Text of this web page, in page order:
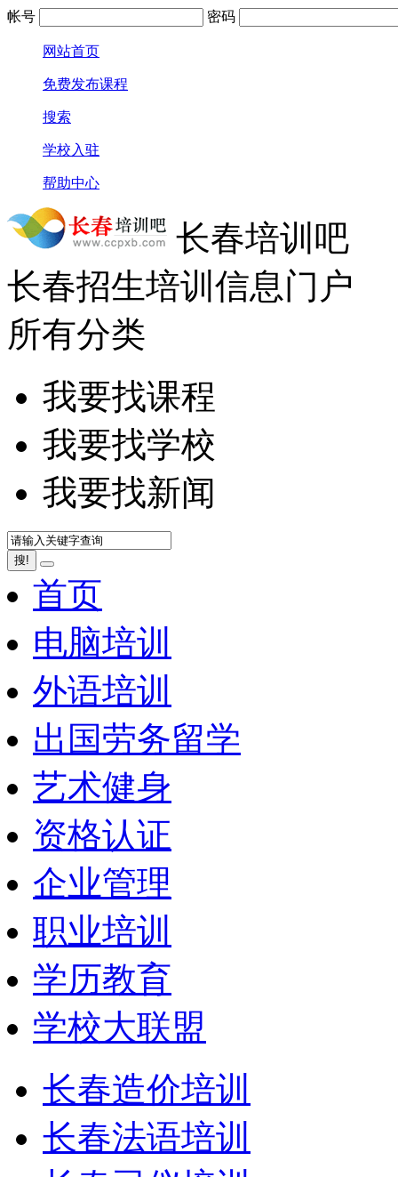
帐号 密码
网站首页
免费发布课程
搜索
学校入驻
帮助中心
长春培训吧
长春招生培训信息门户
所有分类
我要找课程
我要找学校
我要找新闻
搜!
首页
电脑培训
外语培训
出国劳务留学
艺术健身
资格认证
企业管理
职业培训
学历教育
学校大联盟
长春造价培训
长春法语培训